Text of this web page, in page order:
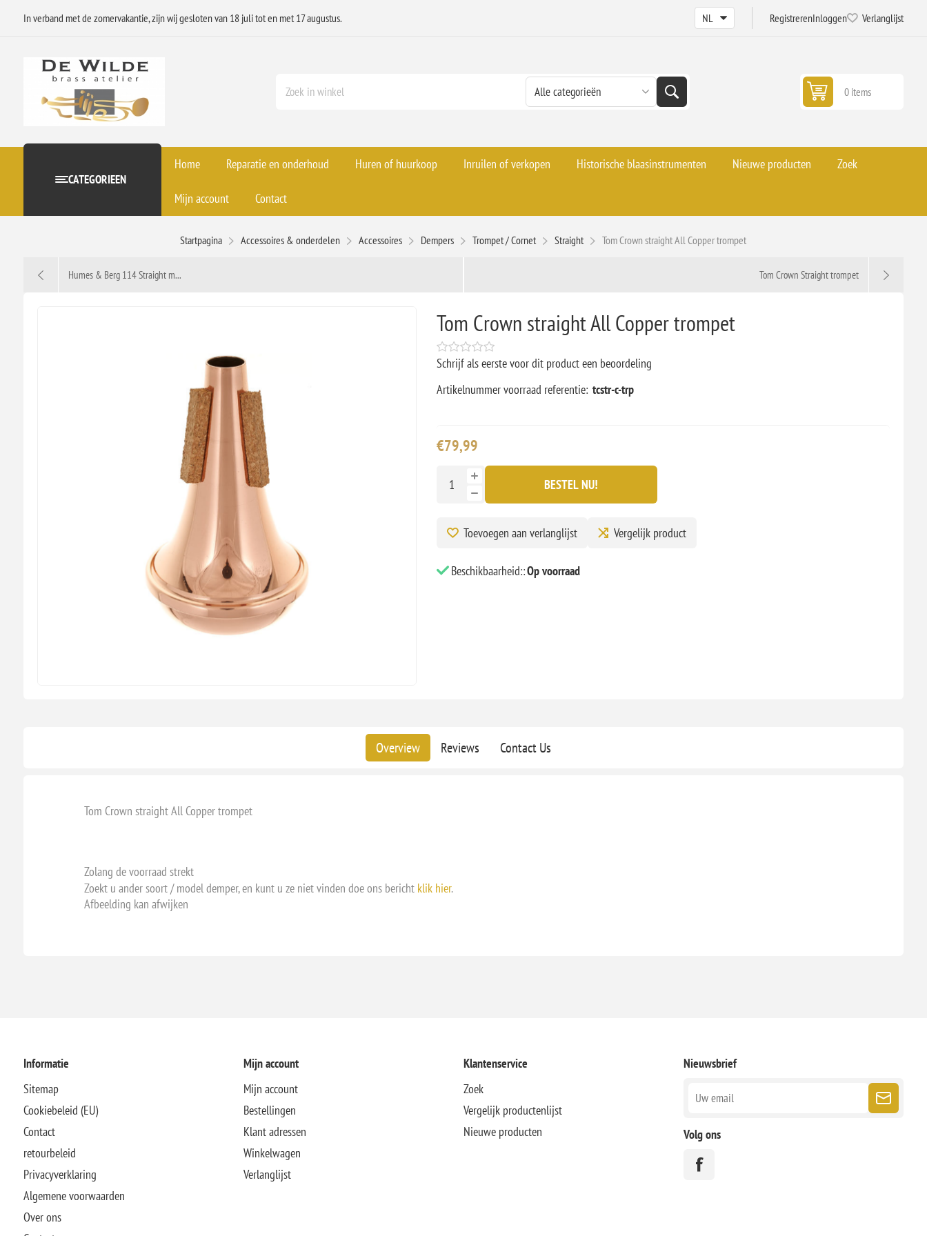
In verband met de zomervakantie, zijn wij gesloten van 18 juli tot en met 17 augustus. RegistrerenInloggen Verlanglijst
0 items
CATEGORIEEN
Home Reparatie en onderhoud Huren of huurkoop Inruilen of verkopen Historische blaasinstrumenten Nieuwe producten Zoek
Mijn account Contact
Startpagina Accessoires & onderdelen Accessoires Dempers Trompet / Cornet Straight Tom Crown straight All Copper trompet
Humes & Berg 114 Straight m... Tom Crown Straight trompet
Tom Crown straight All Copper trompet
Schrijf als eerste voor dit product een beoordeling
Artikelnummer voorraad referentie: tcstr-c-trp
€79,99
BESTEL NU!
Toevoegen aan verlanglijst Vergelijk product
Beschikbaarheid::Op voorraad
Overview Reviews Contact Us
Tom Crown straight All Copper trompet
Zolang de voorraad strekt
Zoekt u ander soort / model demper, en kunt u ze niet vinden doe ons bericht klik hier.
Afbeelding kan afwijken
Informatie
Sitemap
Cookiebeleid (EU)
Contact
retourbeleid
Privacyverklaring
Algemene voorwaarden
Over ons
Mijn account
Mijn account
Bestellingen
Klant adressen
Winkelwagen
Verlanglijst
Klantenservice
Zoek
Vergelijk productenlijst
Nieuwe producten
Nieuwsbrief
Volg ons